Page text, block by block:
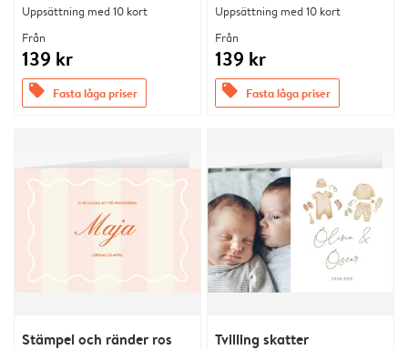
Uppsättning med 10 kort
Från
139 kr
offers Fasta låga priser
Uppsättning med 10 kort
Från
139 kr
offers Fasta låga priser
Stämpel och ränder ros Tvilling skatter